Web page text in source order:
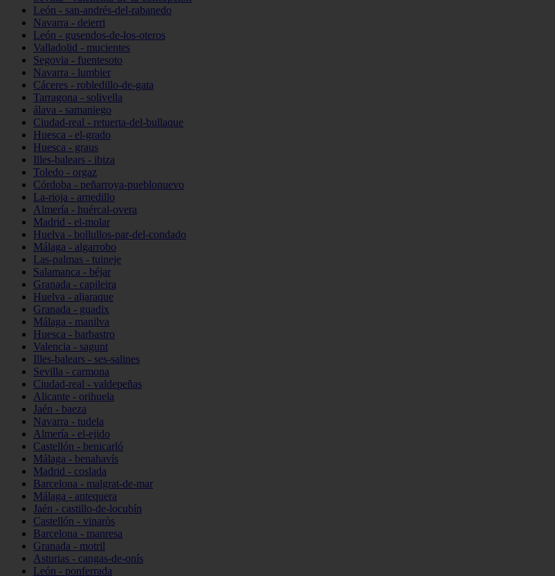
León - san-andrés-del-rabanedo
Navarra - deierri
León - gusendos-de-los-oteros
Valladolid - mucientes
Segovia - fuentesoto
Navarra - lumbier
Cáceres - robledillo-de-gata
Tarragona - solivella
álava - samaniego
Ciudad-real - retuerta-del-bullaque
Huesca - el-grado
Huesca - graus
Illes-balears - ibiza
Toledo - orgaz
Córdoba - peñarroya-pueblonuevo
La-rioja - arnedillo
Almería - huércal-overa
Madrid - el-molar
Huelva - bollullos-par-del-condado
Málaga - algarrobo
Las-palmas - tuineje
Salamanca - béjar
Granada - capileira
Huelva - aljaraque
Granada - guadix
Málaga - manilva
Huesca - barbastro
Valencia - sagunt
Illes-balears - ses-salines
Sevilla - carmona
Ciudad-real - valdepeñas
Alicante - orihuela
Jaén - baeza
Navarra - tudela
Almería - el-ejido
Castellón - benicarló
Málaga - benahavís
Madrid - coslada
Barcelona - malgrat-de-mar
Málaga - antequera
Jaén - castillo-de-locubín
Castellón - vinaròs
Barcelona - manresa
Granada - motril
Asturias - cangas-de-onís
León - ponferrada